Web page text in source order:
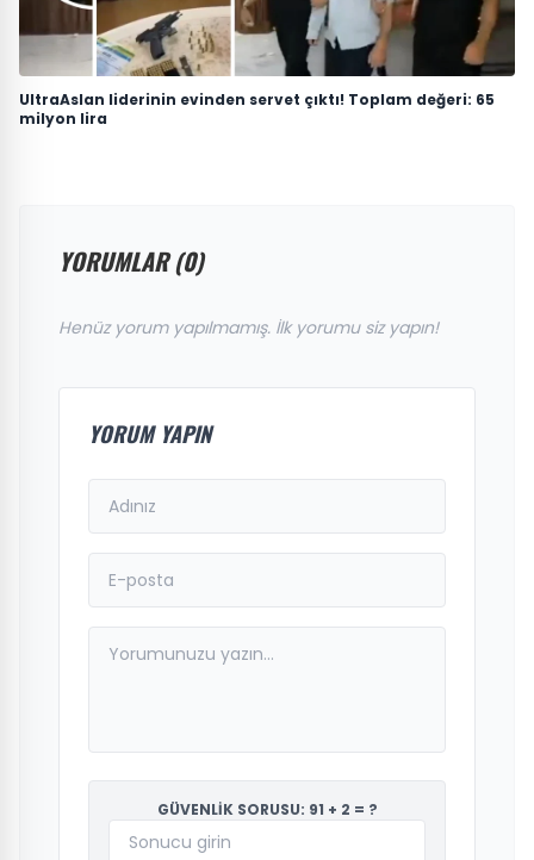
UltraAslan liderinin evinden servet çıktı! Toplam değeri: 65
milyon lira
YORUMLAR (0)
Henüz yorum yapılmamış. İlk yorumu siz yapın!
YORUM YAPIN
GÜVENLİK SORUSU: 91 + 2 = ?